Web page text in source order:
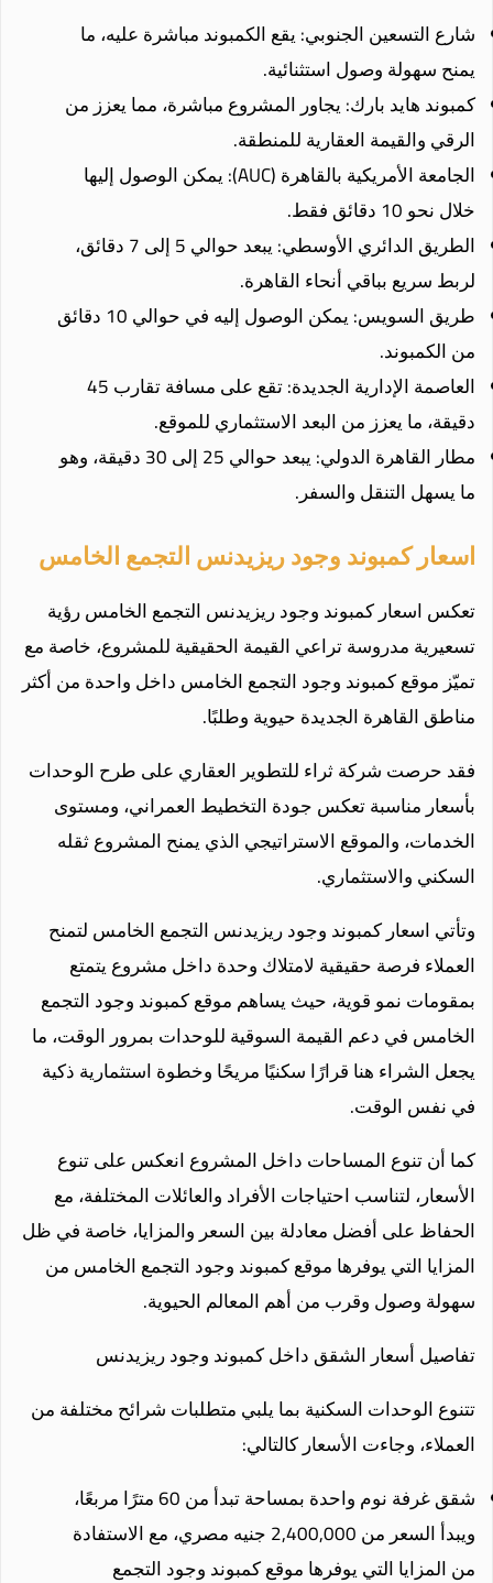
شارع التسعين الجنوبي: يقع الكمبوند مباشرة عليه، ما
يمنح سهولة وصول استثنائية.
كمبوند هايد بارك: يجاور المشروع مباشرة، مما يعزز من
الرقي والقيمة العقارية للمنطقة.
الجامعة الأمريكية بالقاهرة (AUC): يمكن الوصول إليها
خلال نحو 10 دقائق فقط.
الطريق الدائري الأوسطي: يبعد حوالي 5 إلى 7 دقائق،
لربط سريع بباقي أنحاء القاهرة.
طريق السويس: يمكن الوصول إليه في حوالي 10 دقائق
من الكمبوند.
العاصمة الإدارية الجديدة: تقع على مسافة تقارب 45
دقيقة، ما يعزز من البعد الاستثماري للموقع.
مطار القاهرة الدولي: يبعد حوالي 25 إلى 30 دقيقة، وهو
ما يسهل التنقل والسفر.
اسعار كمبوند وجود ريزيدنس التجمع الخامس
تعكس اسعار كمبوند وجود ريزيدنس التجمع الخامس رؤية
تسعيرية مدروسة تراعي القيمة الحقيقية للمشروع، خاصة مع
تميّز موقع كمبوند وجود التجمع الخامس داخل واحدة من أكثر
مناطق القاهرة الجديدة حيوية وطلبًا.
فقد حرصت شركة ثراء للتطوير العقاري على طرح الوحدات
بأسعار مناسبة تعكس جودة التخطيط العمراني، ومستوى
الخدمات، والموقع الاستراتيجي الذي يمنح المشروع ثقله
السكني والاستثماري.
وتأتي اسعار كمبوند وجود ريزيدنس التجمع الخامس لتمنح
العملاء فرصة حقيقية لامتلاك وحدة داخل مشروع يتمتع
بمقومات نمو قوية، حيث يساهم موقع كمبوند وجود التجمع
الخامس في دعم القيمة السوقية للوحدات بمرور الوقت، ما
يجعل الشراء هنا قرارًا سكنيًا مريحًا وخطوة استثمارية ذكية
في نفس الوقت.
كما أن تنوع المساحات داخل المشروع انعكس على تنوع
الأسعار، لتناسب احتياجات الأفراد والعائلات المختلفة، مع
الحفاظ على أفضل معادلة بين السعر والمزايا، خاصة في ظل
المزايا التي يوفرها موقع كمبوند وجود التجمع الخامس من
سهولة وصول وقرب من أهم المعالم الحيوية.
تفاصيل أسعار الشقق داخل كمبوند وجود ريزيدنس
تتنوع الوحدات السكنية بما يلبي متطلبات شرائح مختلفة من
العملاء، وجاءت الأسعار كالتالي:
شقق غرفة نوم واحدة بمساحة تبدأ من 60 مترًا مربعًا،
ويبدأ السعر من 2,400,000 جنيه مصري، مع الاستفادة
من المزايا التي يوفرها موقع كمبوند وجود التجمع